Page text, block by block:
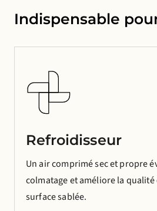
Indispensable
Refroidisseur
Un air comprimé sec et propre
colmatage et améliore la qualité
surface sablée.